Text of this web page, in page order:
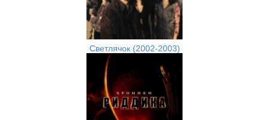
Светлячок (2002-2003)